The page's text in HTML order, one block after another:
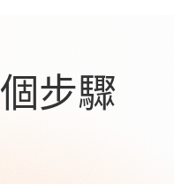
步驟